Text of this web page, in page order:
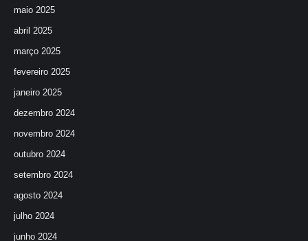
maio 2025
abril 2025
março 2025
fevereiro 2025
janeiro 2025
dezembro 2024
novembro 2024
outubro 2024
setembro 2024
agosto 2024
julho 2024
junho 2024